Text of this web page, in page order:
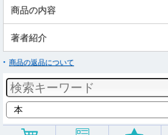
商品の内容
著者紹介
商品の返品について